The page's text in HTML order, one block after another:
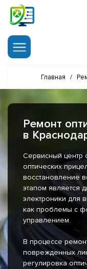
Главная /
Ремонт
в
Сервисный центр
оптических
восстановление
этапом является
электроники для
как проблемы с
управлением.
В процессе
поврежденных
регулировка